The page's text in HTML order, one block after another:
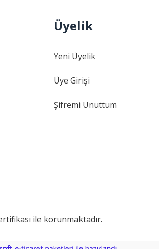
Üyelik
Yeni Üyelik
Üye Girişi
Şifremi Unuttum
ile korunmaktadır.